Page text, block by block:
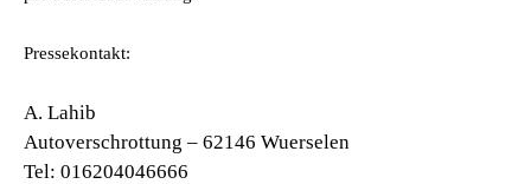
Pressekontakt:
A. Lahib
Autoverschrottung – 62146 Wuerselen
Tel: 016204046666